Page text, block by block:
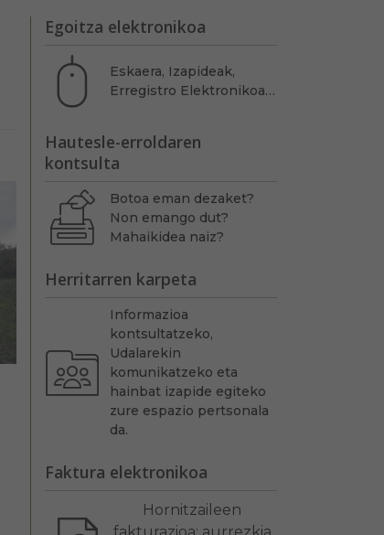
Egoitza elektronikoa
Eskaera, Izapideak,
Erregistro Elektronikoa…
Hautesle-erroldaren
kontsulta
Botoa eman dezaket?
Non emango dut?
Mahaikidea naiz?
Herritarren karpeta
Informazioa
kontsultatzeko,
Udalarekin
komunikatzeko eta
hainbat izapide egiteko
zure espazio pertsonala
da.
Faktura elektronikoa
Hornitzaileen